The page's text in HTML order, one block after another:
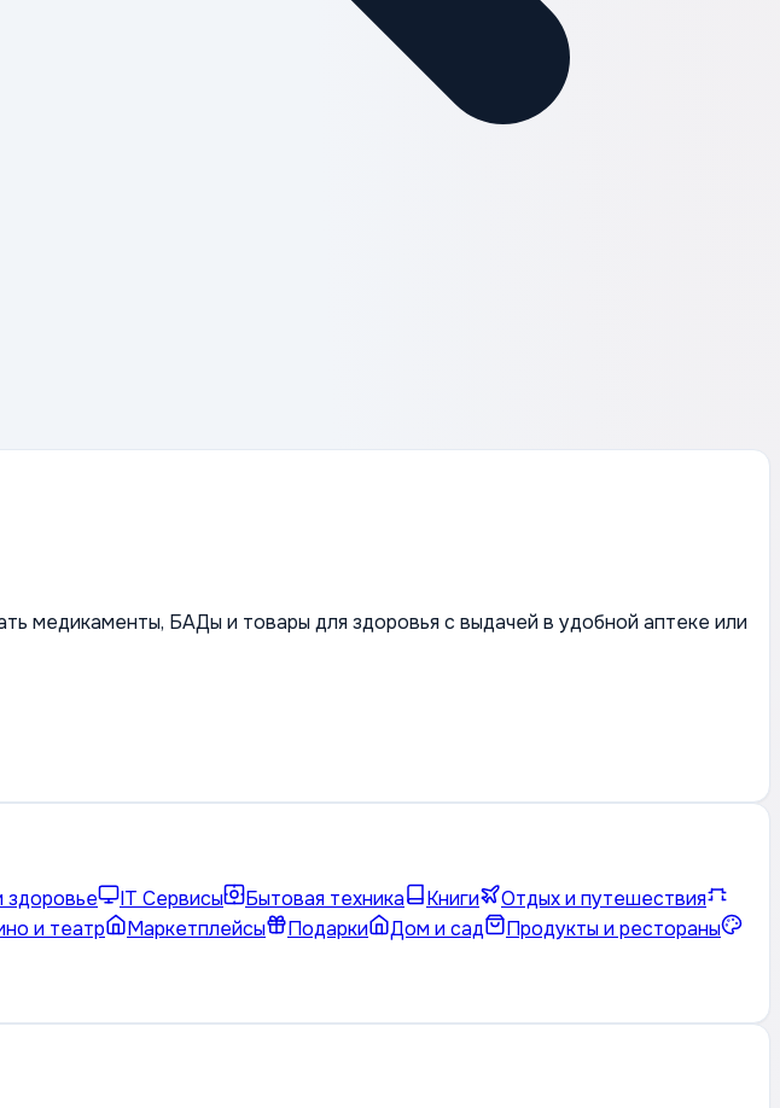
медикаменты, БАДы и товары для здоровья с выдачей в удобной аптеке или
здоровье IT Сервисы Бытовая техника Книги
Отдых и путешествия
и театр Маркетплейсы Подарки Дом и сад
Продукты и рестораны